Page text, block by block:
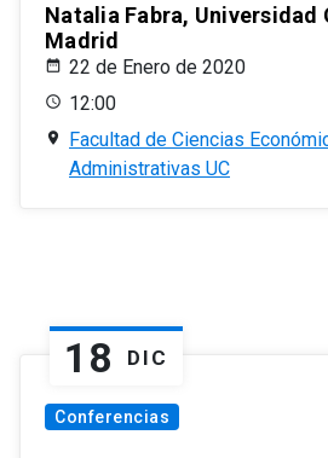
Natalia Fabra, Universidad
Madrid
22 de Enero de 2020
12:00
Facultad de Ciencias
Administrativas UC
18 DIC
Conferencias